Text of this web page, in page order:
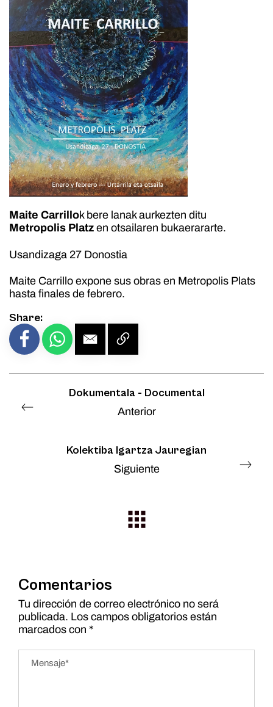
Maite Carrillok bere lanak aurkezten ditu
Metropolis Platz en otsailaren bukaerararte.
Usandizaga 27 Donostia
Maite Carrillo expone sus obras en Metropolis Plats
hasta finales de febrero.
Share:
Dokumentala - Documental
Anterior
Kolektiba Igartza Jauregian
Siguiente
Comentarios
Tu dirección de correo electrónico no será
publicada. Los campos obligatorios están
marcados con *